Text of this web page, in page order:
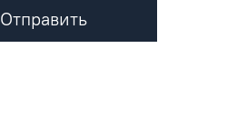
Отправить